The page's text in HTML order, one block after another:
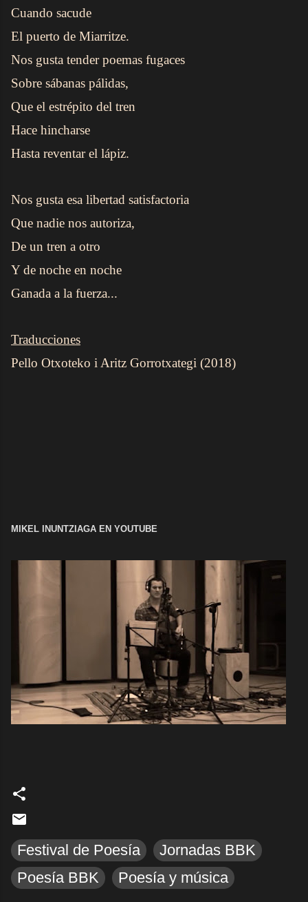
Cuando sacude
El puerto de Miarritze.
Nos gusta tender poemas fugaces
Sobre sábanas pálidas,
Que el estrépito del tren
Hace hincharse
Hasta reventar el lápiz.
Nos gusta esa libertad satisfactoria
Que nadie nos autoriza,
De un tren a otro
Y de noche en noche
Ganada a la fuerza...
Traducciones
Pello Otxoteko i Aritz Gorrotxategi (2018)
MIKEL INUNTZIAGA EN YOUTUBE
Festival de Poesía
Jornadas BBK
Poesía BBK
Poesía y música